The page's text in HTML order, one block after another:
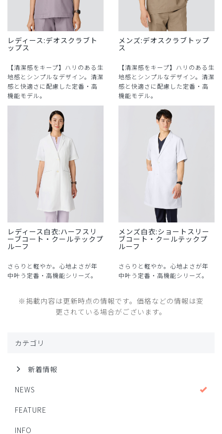
レディース:デオスクラブト
ップス
【清潔感をキープ】ハリのある生
地感とシンプルなデザイン。清潔
感と快適さに配慮した定番・高
機能モデル。
メンズ:デオスクラブトップ
ス
【清潔感をキープ】ハリのある生
地感とシンプルなデザイン。清潔
感と快適さに配慮した定番・高
機能モデル。
レディース白衣:ハーフスリ
ーブコート・クールテックプ
ルーフ
さらりと軽やか。心地よさが年
中叶う定番・高機能シリーズ。
メンズ白衣:ショートスリー
ブコート・クールテックプ
ルーフ
さらりと軽やか。心地よさが年
中叶う定番・高機能シリーズ。
※掲載内容は更新時点の情報です。価格などの情報は変
更されている場合がございます。
カテゴリ
新着情報
NEWS
FEATURE
INFO